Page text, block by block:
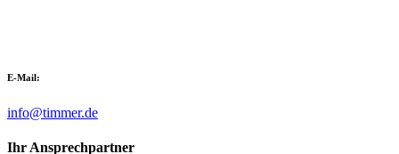
E-Mail:
info@timmer.de
Ihr Ansprechpartner